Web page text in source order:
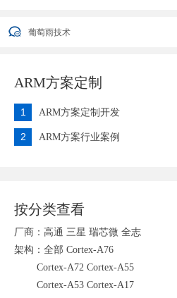
葡萄雨技术
ARM方案定制
1 ARM方案定制开发
2 ARM方案行业案例
按分类查看
厂商： 高通 三星 瑞芯微 全志
架构： 全部 Cortex-A76
Cortex-A72 Cortex-A55
Cortex-A53 Cortex-A17